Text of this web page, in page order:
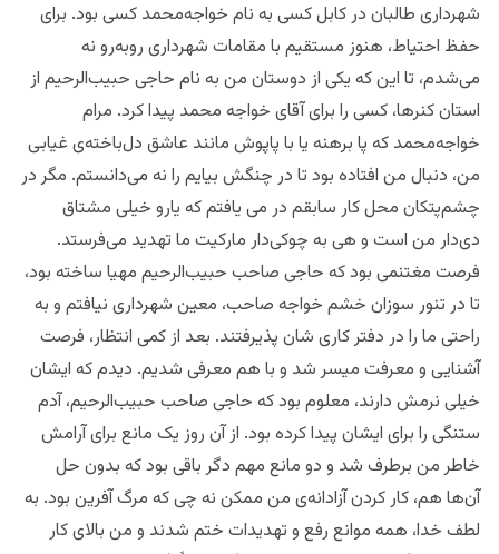
شهرداری طالبان در کابل کسی به نام خواجه‌محمد کسی بود. برای
حفظ احتیاط، هنوز مستقیم با مقامات شهرداری رو‌به‌رو نه
می‌شدم، تا این که یکی از دوستان من به نام حاجی حبیب‌الرحیم از
استان کنرها، کسی را برای آقای خواجه محمد پیدا کرد. مرام
خواجه‌محمد که پا برهنه یا با پاپوش مانند عاشق دل‌باخته‌ی غیابی
من، دنبال من افتاده بود تا در چنگش بیایم را نه می‌دانستم. مگر در
چشم‌پتکان محل کار سابقم در می یافتم که یارو خیلی مشتاق
دی‌دار من است و هی به چوکی‌دار مارکیت ما تهدید می‌فرستد.
فرصت مغتنمی بود که حاجی صاحب حبیب‌الرحیم مهیا ساخته بود،
تا در تنور سوزان خشم خواجه صاحب،‌ معین شهرداری نیافتم و به
راحتی ما را در دفتر کاری شان پذیرفتند. بعد از کمی انتظار، فرصت
آشنایی و معرفت میسر شد و با هم معرفی شدیم. دیدم که ایشان
خیلی نرمش دارند، معلوم بود که حاجی صاحب حبیب‌الرحیم، آدم
ستنگی را برای ایشان پیدا کرده بود. از آن روز یک مانع برای آرامش
خاطر من برطرف شد و دو مانع مهم دگر باقی بود که بدون حل
آن‌ها هم، کار کردن آزادانه‌ی من ممکن نه چی که مرگ ‌آفرین بود. به
لطف خدا، همه موانع رفع و تهدیدات ختم شدند و من بالای کار